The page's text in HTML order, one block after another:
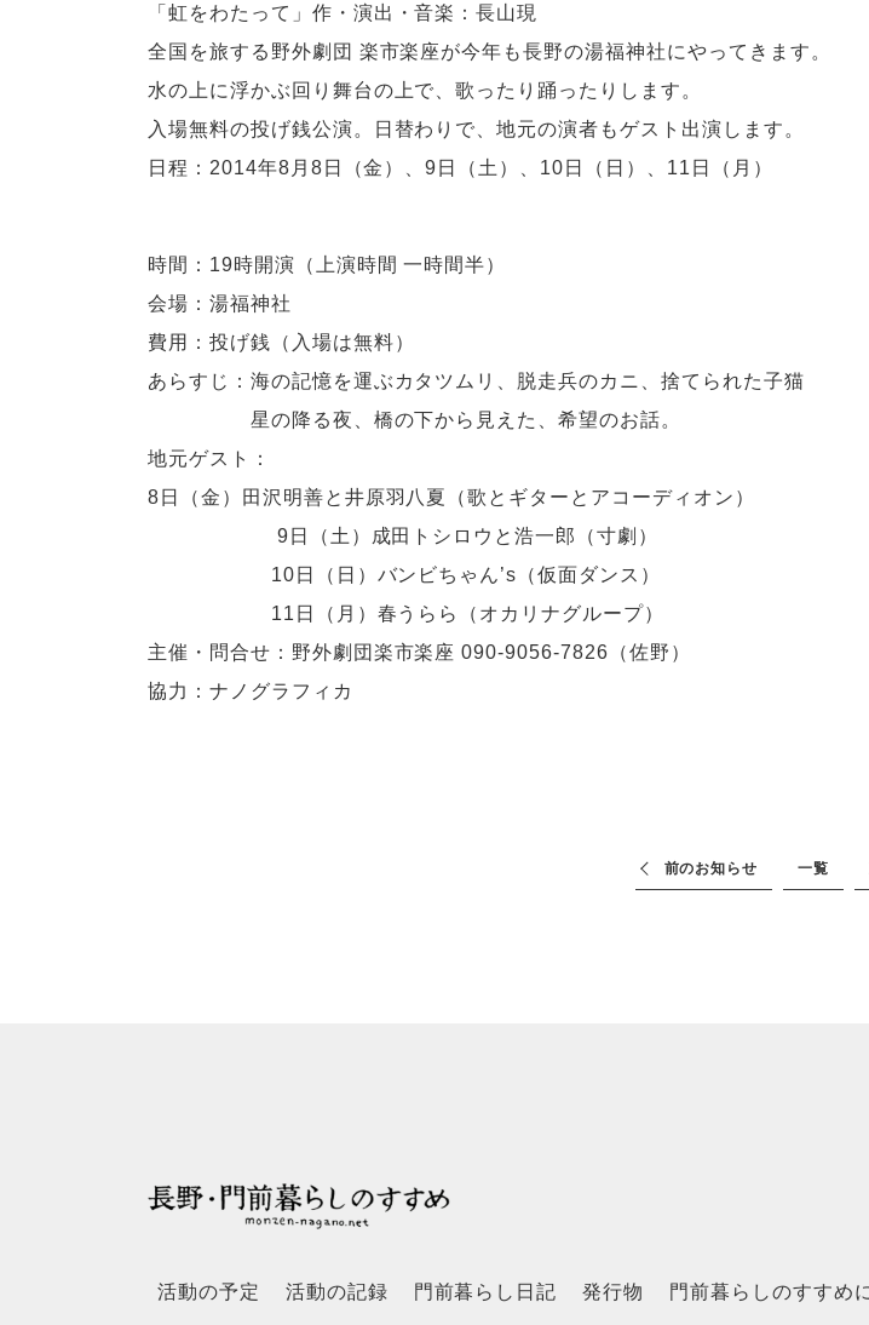
「虹をわたって」作・演出・音楽：長山現
全国を旅する野外劇団 楽市楽座が今年も長野の湯福神社にやってきます。
水の上に浮かぶ回り舞台の上で、歌ったり踊ったりします。
入場無料の投げ銭公演。日替わりで、地元の演者もゲスト出演します。
日程：2014年8月8日（金）、9日（土）、10日（日）、11日（月）
時間：19時開演（上演時間 一時間半）
会場：湯福神社
費用：投げ銭（入場は無料）
あらすじ：海の記憶を運ぶカタツムリ、脱走兵のカニ、捨てられた子猫
星の降る夜、橋の下から見えた、希望のお話。
地元ゲスト：
8日（金）田沢明善と井原羽八夏（歌とギターとアコーディオン）
9日（土）成田トシロウと浩一郎（寸劇）
10日（日）バンビちゃん’s（仮面ダンス）
11日（月）春うらら（オカリナグループ）
主催・問合せ：野外劇団楽市楽座 090-9056-7826（佐野 ）
協力：ナノグラフィカ
前のお知らせ 一覧
活動の予定 活動の記録 門前暮らし日記 発行物 門前暮らしのすすめ